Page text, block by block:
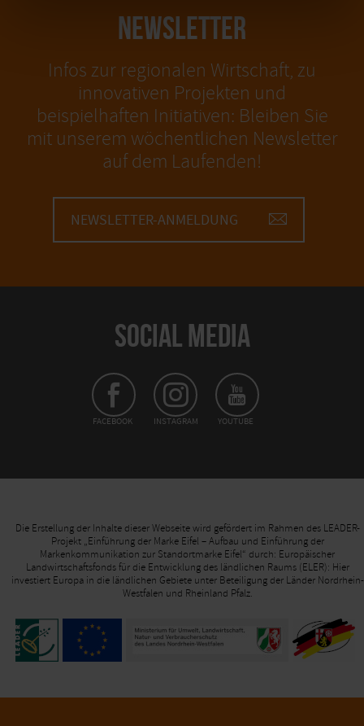
NEWSLETTER
Infos zur regionalen Wirtschaft, zu
innovativen Projekten und
beispielhaften Initiativen: Bleiben Sie
mit unserem wöchentlichen Newsletter
auf dem Laufenden!
NEWSLETTER-ANMELDUNG
SOCIAL MEDIA
FACEBOOK INSTAGRAM YOUTUBE
Die Erstellung der Inhalte dieser Webseite wird gefördert im Rahmen des LEADER-
Projekt „Einführung der Marke Eifel – Aufbau und Einführung der
Markenkommunikation zur Standortmarke Eifel“ durch: Europäischer
Landwirtschaftsfonds für die Entwicklung des ländlichen Raums (ELER): Hier
investiert Europa in die ländlichen Gebiete unter Beteiligung der Länder Nordrhein-
Westfalen und Rheinland Pfalz.